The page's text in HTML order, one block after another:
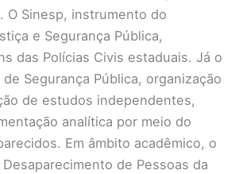
O Sinesp, instrumento do
e Segurança Pública,
das Polícias Civis estaduais. Já o
Segurança Pública, organização
de estudos independentes,
analítica por meio do
Em âmbito acadêmico, o
de Pessoas da